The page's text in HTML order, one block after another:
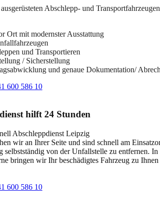
Abschlepp- und
Ort mit modernster Ausstattung
und Transportieren
/ Sicherstellung
und genaue Dokumentation/
600 586 10
hilft 24 Stunden
Abschleppdienst Leipzig
wir an Ihrer Seite und sind schnell am
selbstständig von der Unfallstelle zu entfernen.
bringen wir Ihr beschädigtes Fahrzeug zu
600 586 10